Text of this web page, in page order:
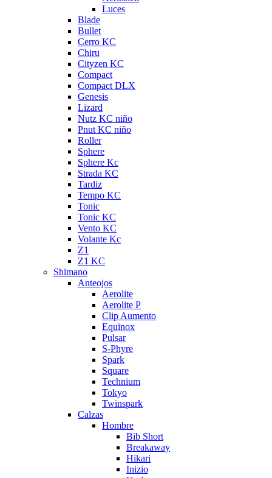
Luces
Blade
Bullet
Cerro KC
Chiru
Cityzen KC
Compact
Compact DLX
Genesis
Lizard
Nutz KC niño
Pnut KC niño
Roller
Sphere
Sphere Kc
Strada KC
Tardiz
Tempo KC
Tonic
Tonic KC
Vento KC
Volante Kc
Z1
Z1 KC
Shimano
Anteojos
Aerolite
Aerolite P
Clip Aumento
Equinox
Pulsar
S-Phyre
Spark
Square
Technium
Tokyo
Twinspark
Calzas
Hombre
Bib Short
Breakaway
Hikari
Inizio